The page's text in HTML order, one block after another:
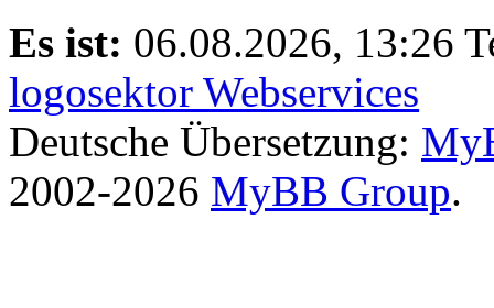
Es ist: 06.08.2026, 13:26
logosektor Webservices
Deutsche Übersetzung:
2002-2026 MyBB Group.